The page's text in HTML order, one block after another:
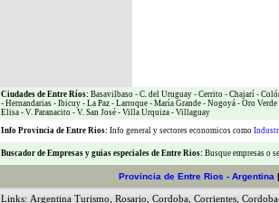
Ciudades de Entre Ríos: Basavilbaso - C. del Uruguay - Cerrito - Chajarí -
- Hernandarias - Ibicuy - La Paz - Larroque - María Grande - Nogoyá - Oro Verde
Elisa - V. Paranacito - V. San José - Villa Urquiza - Villaguay
Info Provincia de Entre Rios: Info general y sectores economicos como
Buscador de Empresas y guias especiales de Entre Rios: Busque empresas o
Provincia de Entre Rios - Argentina |
Links: Argentina Turismo Rosario Cordoba Corrientes